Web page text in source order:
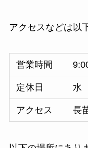
アクセスなどは以
営業時間
定休日 水
アクセス 長